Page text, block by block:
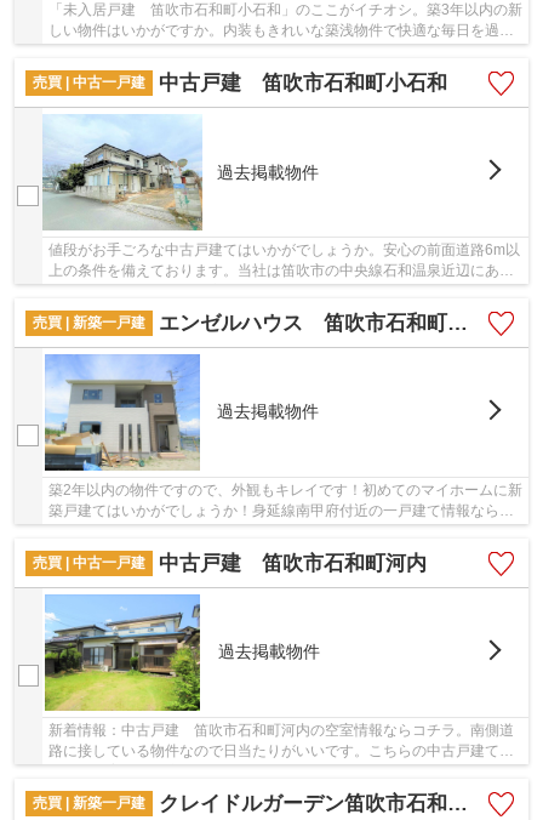
「未入居戸建 笛吹市石和町小石和」のここがイチオシ。築3年以内の新
しい物件はいかがですか。内装もきれいな築浅物件で快適な毎日を過ご
売買 | 中古一戸建
中古戸建 笛吹市石和町小石和
過去掲載物件
値段がお手ごろな中古戸建てはいかがでしょうか。安心の前面道路6m以
上の条件を備えております。当社は笛吹市の中央線石和温泉近辺にある
売買 | 新築一戸建
エンゼルハウス 笛吹市石和町今井
過去掲載物件
築2年以内の物件ですので、外観もキレイです！初めてのマイホームに新
築戸建てはいかがでしょうか！身延線南甲府付近の一戸建て情報なら、
売買 | 中古一戸建
中古戸建 笛吹市石和町河内
過去掲載物件
新着情報：中古戸建 笛吹市石和町河内の空室情報ならコチラ。南側道
路に接している物件なので日当たりがいいです。こちらの中古戸建て物
件は、子育ての環境としてもうってつけです。...
売買 | 新築一戸建
クレイドルガーデン笛吹市石和町唐柏第1 1号棟